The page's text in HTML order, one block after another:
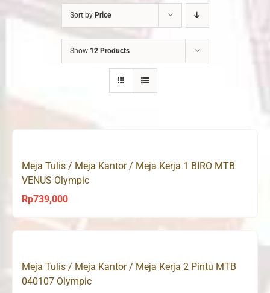
Sort by Price
Show 12 Products
Meja Tulis / Meja Kantor / Meja Kerja 1 BIRO MTB
VENUS Olympic
Rp739,000
Meja Tulis / Meja Kantor / Meja Kerja 2 Pintu MTB
040107 Olympic